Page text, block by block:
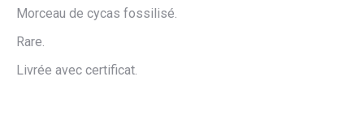
Morceau de cycas fossilisé.
Rare.
Livrée avec certificat.